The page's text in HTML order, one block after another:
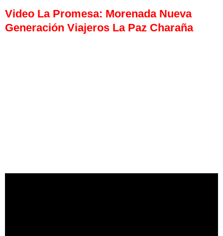
Video La Promesa: Morenada Nueva
Generación Viajeros La Paz Charaña